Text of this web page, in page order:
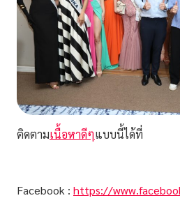
ติดตามเนื้อหาดีๆแบบนี้ได้ที่
Facebook : https://